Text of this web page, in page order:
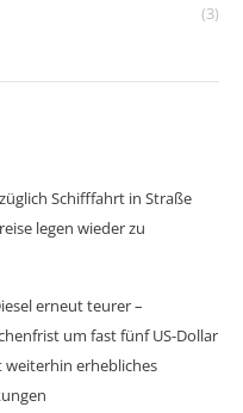
(3)
Schifffahrt in Straße
legen wieder zu
erneut teurer –
um fast fünf US-Dollar
weiterhin erhebliches